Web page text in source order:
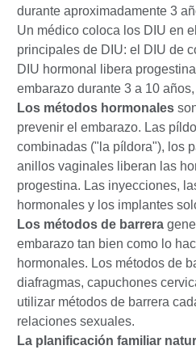
durante aproximadamente 3
Un médico coloca los DIU en
principales de DIU: el DIU de
DIU hormonal libera
embarazo durante 3 a 10
Los métodos hormonales
prevenir el embarazo. Las
combinadas ("la píldora"), los
anillos vaginales liberan las
progestina. Las inyecciones,
hormonales y los implantes
Los métodos de barrera
embarazo tan bien como lo
hormonales. Los métodos de
diafragmas, capuchones
utilizar métodos de barrera
relaciones sexuales.
La planificación familiar